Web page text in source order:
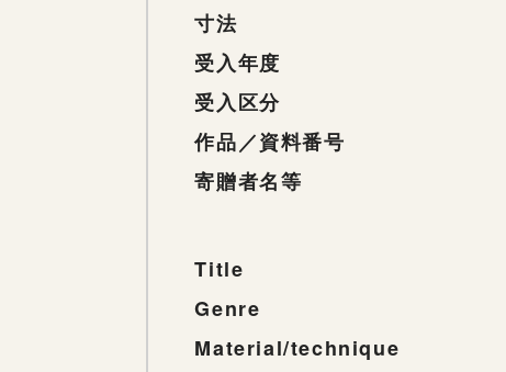
寸法
受入年度
受入区分
作品／資料番号
寄贈者名等
Title
Genre
Material/technique